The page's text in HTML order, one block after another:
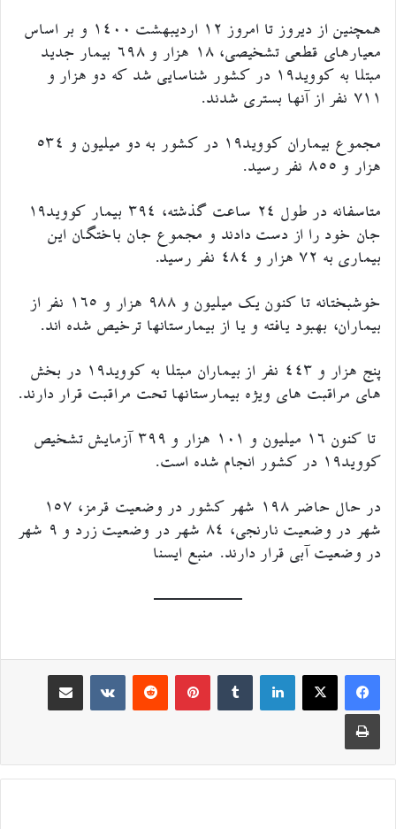
همچنین از دیروز تا امروز ۱۲ اردیبهشت ۱۴۰۰ و بر اساس
معیارهای قطعی تشخیصی، ۱۸ هزار و ۶۹۸ بیمار جدید
مبتلا به کووید۱۹ در کشور شناسایی شد که دو هزار و
۷۱۱ نفر از آنها بستری شدند.
مجموع بیماران کووید۱۹ در کشور به دو میلیون و ۵۳۴
هزار و ۸۵۵ نفر رسید.
متاسفانه در طول ۲۴ ساعت گذشته، ۳۹۴ بیمار کووید۱۹
جان خود را از دست دادند و مجموع جان باختگان این
بیماری به ۷۲ هزار و ۴۸۴ نفر رسید.
خوشبختانه تا کنون یک میلیون و ۹۸۸ هزار و ۱۶۵ نفر از
بیماران، بهبود یافته و یا از بیمارستانها ترخیص شده اند.
پنج هزار و ۴۴۳ نفر از بیماران مبتلا به کووید۱۹ در بخش
های مراقبت های ویژه بیمارستانها تحت مراقبت قرار دارند.
تا کنون ۱۶ میلیون و ۱۰۱ هزار و ۳۹۹ آزمایش تشخیص
کووید۱۹ در کشور انجام شده است.
در حال حاضر ۱۹۸ شهر کشور در وضعیت قرمز، ۱۵۷
شهر در وضعیت نارنجی، ۸۴ شهر در وضعیت زرد و ۹ شهر
در وضعیت آبی قرار دارند. منبع ایسنا
لینکدین‫تامبلر ‫پین‌ترست‫رددیت ‫VKontakte
اشتراک گذاری از طریق ایمیل
چاپ